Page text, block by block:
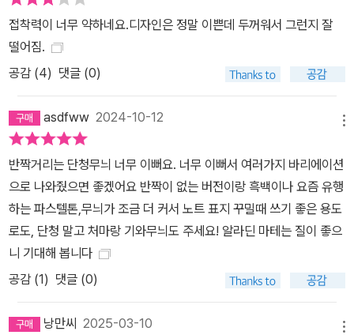
접착력이 너무 약하네요.디자인은 정말 이쁜데 두꺼워서 그런지 잘
떨어짐.
공감 (4) 댓글 (0)
asdfww 2024-10-12
반짝거리는 단청무늬 너무 이뻐요. 너무 이뻐서 여러가지 바리에이션
으로 나와줬으면 좋겠어요 반짝이 없는 버전이랑 흑백이나 요즘 유행
하는 파스텔톤,무늬가 조금 더 커서 노트 표지 꾸밀때 쓰기 좋은 용도
로도, 단청 말고 처마랑 기와무늬도 주세요! 알라딘 마테는 질이 좋으
니 기대해 봅니다
공감 (1) 댓글 (0)
낭만씨 2025-03-10